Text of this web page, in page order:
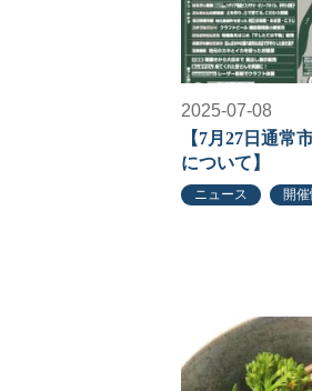
2025-07-08
【7月27日通
について】
ニュース 開